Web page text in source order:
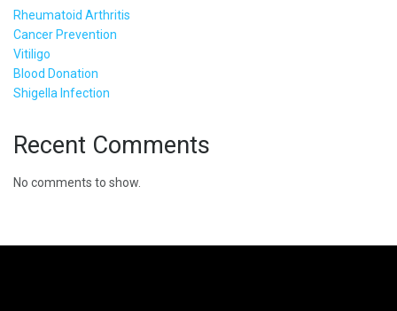
Rheumatoid Arthritis
Cancer Prevention
Vitiligo
Blood Donation
Shigella Infection
Recent Comments
No comments to show.